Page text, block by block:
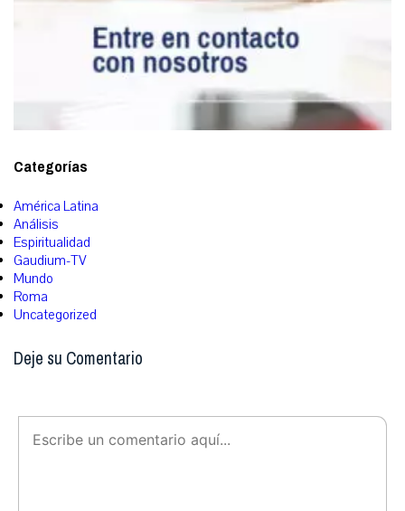
Categorías
América Latina
Análisis
Espiritualidad
Gaudium-TV
Mundo
Roma
Uncategorized
Deje su Comentario